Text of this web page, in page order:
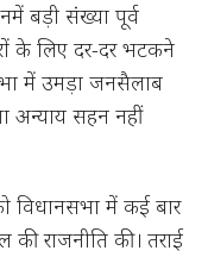
बड़ी संख्या पूर्व
के लिए दर-दर भटकने
में उमड़ा जनसैलाब
अन्याय सहन नहीं
विधानसभा में कई बार
राजनीति की। तराई